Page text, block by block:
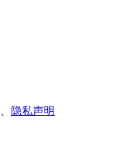
隐私声明